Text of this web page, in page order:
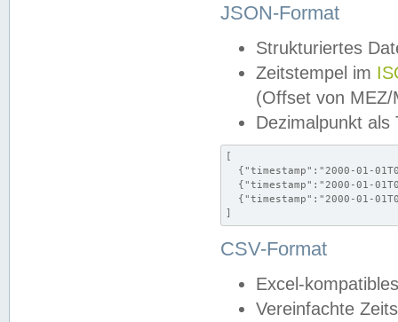
JSON-Format
Strukturiertes
Zeitstempel im
(Offset von MEZ/
Dezimalpunkt als
[
{"timestamp":"2000-01-
{"timestamp":"2000-01-
{"timestamp":"2000-01-
]
CSV-Format
Excel-
Vereinfachte